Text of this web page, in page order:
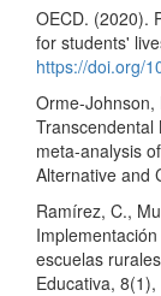
OECD. (2020).
for students'
https://doi.org/
Orme-Johnson,
Transcendental
meta-analysis
Alternative and
Ramírez, C.,
escuelas
Educativa,